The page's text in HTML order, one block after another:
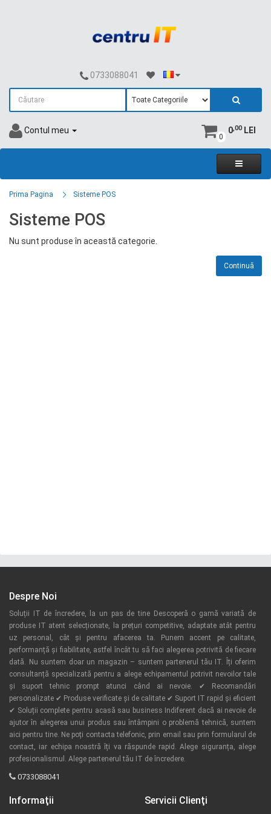
0733088041
Contul meu
0
0,00LEI
Prima Pagina Sisteme POS
Sisteme POS
Nu sunt produse în această categorie.
Continuă
Despre Noi
Soluții IT de încredere, la un pas de tine Descoperă o gamă variată de
produse IT atent selecționate, la prețuri competitive, adaptate atât pentru
uz personal, cât și pentru afacerea ta. Punem accent pe calitate,
performanță și fiabilitate, astfel încât tu să faci alegerea potrivită de fiecare
dată. Nu suntem doar un magazin – suntem partenerul tău IT. Îți oferim
consultanță specializată pentru a alege echipamentul potrivit nevoilor tale
și suport tehnic prompt atunci când ai nevoie. ✔ Recomandări
personalizate ✔ Produse verificate și de calitate ✔ Suport IT rapid și eficient
✔ Soluții complete pentru acasă sau business Indiferent dacă ai nevoie de
ajutor în alegerea unui produs sau întâmpini o problemă tehnică, suntem
aici pentru tine. Ne poți contacta telefonic, prin email sau prin formularul de
contact, iar echipa noastră îți va răspunde rapid. Alege siguranța, alege
profesionalismul. Alege partenerul tău IT de încredere.
0733088041
Informaţii Servicii Clienţi